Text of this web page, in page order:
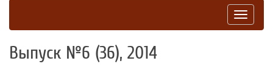
Toggle
Выпуск №6 (36), 2014